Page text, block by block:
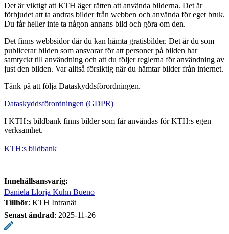
Det är viktigt att KTH äger rätten att använda bilderna. Det är
förbjudet att ta andras bilder från webben och använda för eget bruk.
Du får heller inte ta någon annans bild och göra om den.
Det finns webbsidor där du kan hämta gratisbilder. Det är du som
publicerar bilden som ansvarar för att personer på bilden har
samtyckt till användning och att du följer reglerna för användning av
just den bilden. Var alltså försiktig när du hämtar bilder från internet.
Tänk på att följa Dataskyddsförordningen.
Dataskyddsförordningen (GDPR)
I KTH:s bildbank finns bilder som får användas för KTH:s egen
verksamhet.
KTH:s bildbank
Innehållsansvarig:
Daniela Llorja Kuhn Bueno
Tillhör: KTH Intranät
Senast ändrad: 2025-11-26